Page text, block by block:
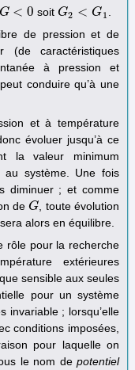
< 0
< 0 soit G2 < G1
G2<G 1
de pression et de
(de caractéristiques
à pression et
conduire qu’à une
et à température
évoluer jusqu’à ce
la valeur minimum
au système. Une fois
diminuer ; et comme
deG
G
, toute évolution
alors en équilibre.
rôle pour la recherche
extérieures
sensible aux seules
pour un système
invariable ; lorsqu’elle
conditions imposées,
pour laquelle on
le nom de potentiel